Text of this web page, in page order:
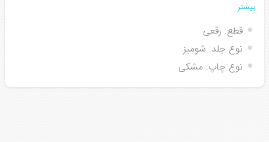
بیشتر
قطع: رقعی
نوع جلد: شومیز
نوع چاپ: مشکی